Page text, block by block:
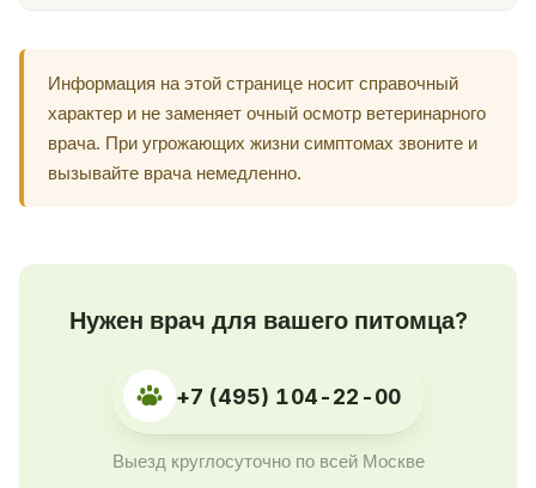
Информация на этой странице носит справочный
характер и не заменяет очный осмотр ветеринарного
врача. При угрожающих жизни симптомах звоните и
вызывайте врача немедленно.
Нужен врач для вашего питомца?
+7 (495) 104-22-00
Выезд круглосуточно по всей Москве